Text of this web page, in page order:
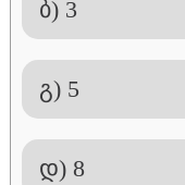
ბ) 3
გ) 5
დ) 8